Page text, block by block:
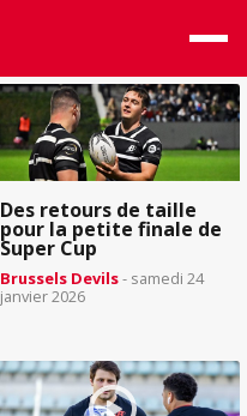
Des retours de taille
pour la petite finale de
Super Cup
Brussels Devils- samedi 24
janvier 2026